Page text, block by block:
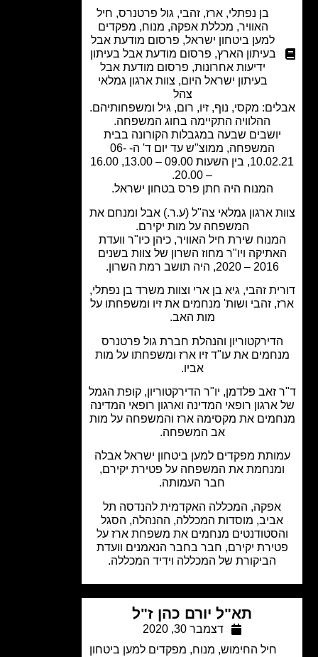
בן נפתלי, ארז, זהבי,גול פרטנרס,חיל
מכללת אפקה,מנוח,מפקדים
למען ביטחון ישראל, פרסום מודעת אבל
בעיתון הארץ,פרסום מודעת אבל בעיתון
ידיעות אחרונות,פרסום מודעת אבל
בעיתון ישראל היום,צוות ארגון גמלאי
מקסי, נוף, זיו, רום, גיל ומשפחותיהם.
ההלוויה התקיימה בחוג המשפחה.
יושבים שבעה במגבלות הקורונה בבית
המשפחה, ממוצ"ש עד יום ד' ה- 06-
10.02.21, בין השעות 09.00 – 13.00, 16.00
המנוח היה חתן פרס בטחון ישראל.
ארגון גמלאי צה"ל (ע.ר.) אבל ומנחם את
המשפחה על מות יקירם.
שירת חיל האוויר, כיהן כיו"ר וועדת
ויו"ר מחוז השרון של צוות בשנים
זהבי, גיא בן ארי וצוות משרד בן נפתלי,
זהבי ושות' מנחמים את זיו ומשפחתו על
מות האב.
והנהלת חברת גול פרטנרס
את עו"ד זיו ארז ומשפחתו על מות
זאב פלדמן, יו"ר הדירקטוריון, קופת הגמל
רופאי המדינה וארגון רופאי המדינה
את מקסימה ארז והמשפחה על מות
אב המשפחה.
מפקדים למען ביטחון ישראל אבלה
את המשפחה על פטירת יקירם,
חבר העמותה.
אפקה, המכללה האקדמית להנדסה תל
מוסדות המכללה, ההנהלה, הסגל
מנחמים את משפחת ארז על
יקירם, חבר בחבר הנאמנים וועדת
הביקורת של המכללה וידיד המכללה.
תא"ל יורם כהן ז"ל
דצמבר 30, 2020
חיל החימוש ,מנוח,מפקדים למען ביטחון